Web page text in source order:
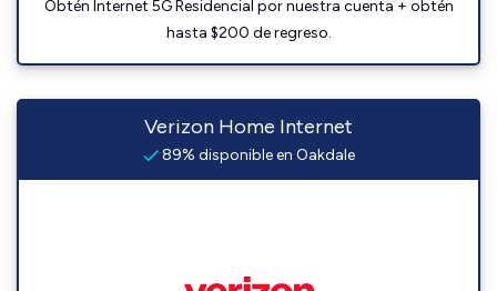
Obtén Internet 5G Residencial por nuestra cuenta + obtén
hasta $200 de regreso.
Verizon Home Internet
89% disponible en Oakdale